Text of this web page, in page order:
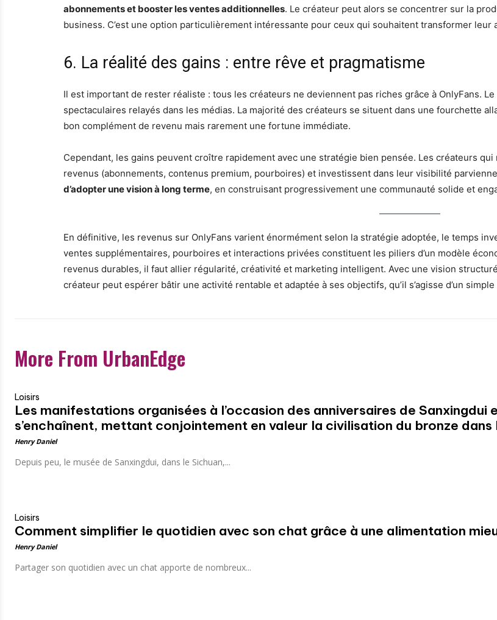
abonnements et booster les ventes additionnelles. Le créateur peut alors se concentrer sur la
business. C’est une option particulièrement intéressante pour ceux qui souhaitent transformer
6. La réalité des gains : entre rêve et pragmatisme
Il est important de rester réaliste : tous les créateurs ne deviennent pas riches grâce à OnlyFans.
spectaculaires relayés dans les médias. La majorité des créateurs se situent dans une fourchette
bon complément de revenu mais rarement une fortune immédiate.
Cependant, les gains peuvent croître rapidement avec une stratégie bien pensée. Les créateurs
revenus (abonnements, contenus premium, pourboires) et investissent dans leur visibilité
d’adopter une vision à long terme, en construisant progressivement une communauté solide et
En définitive, les revenus sur OnlyFans varient énormément selon la stratégie adoptée, le temps
ventes supplémentaires, pourboires et interactions privées constituent les piliers d’un modèle
revenus durables, il faut allier régularité, créativité et marketing intelligent. Avec une vision
créateur peut espérer bâtir une activité rentable et adaptée à ses objectifs, qu’il s’agisse d’un
More From UrbanEdge
Loisirs
Les manifestations organisées à l’occasion des anniversaires de Sanxingdui
s’enchaînent, mettant conjointement en valeur la civilisation du bronze dans
Henry Daniel
Depuis peu, le musée de Sanxingdui, dans le Sichuan,...
Loisirs
Comment simplifier le quotidien avec son chat grâce à une alimentation
Henry Daniel
Partager son quotidien avec un chat apporte de nombreux...